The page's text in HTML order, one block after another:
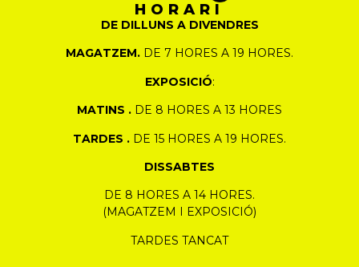
HORARI
DE DILLUNS A DIVENDRES
MAGATZEM. DE 7 HORES A 19 HORES.
EXPOSICIÓ:
MATINS . DE 8 HORES A 13 HORES
TARDES . DE 15 HORES A 19 HORES.
DISSABTES
DE 8 HORES A 14 HORES.
(MAGATZEM I EXPOSICIÓ)
TARDES TANCAT